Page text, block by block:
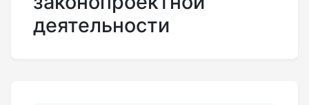
деятельности